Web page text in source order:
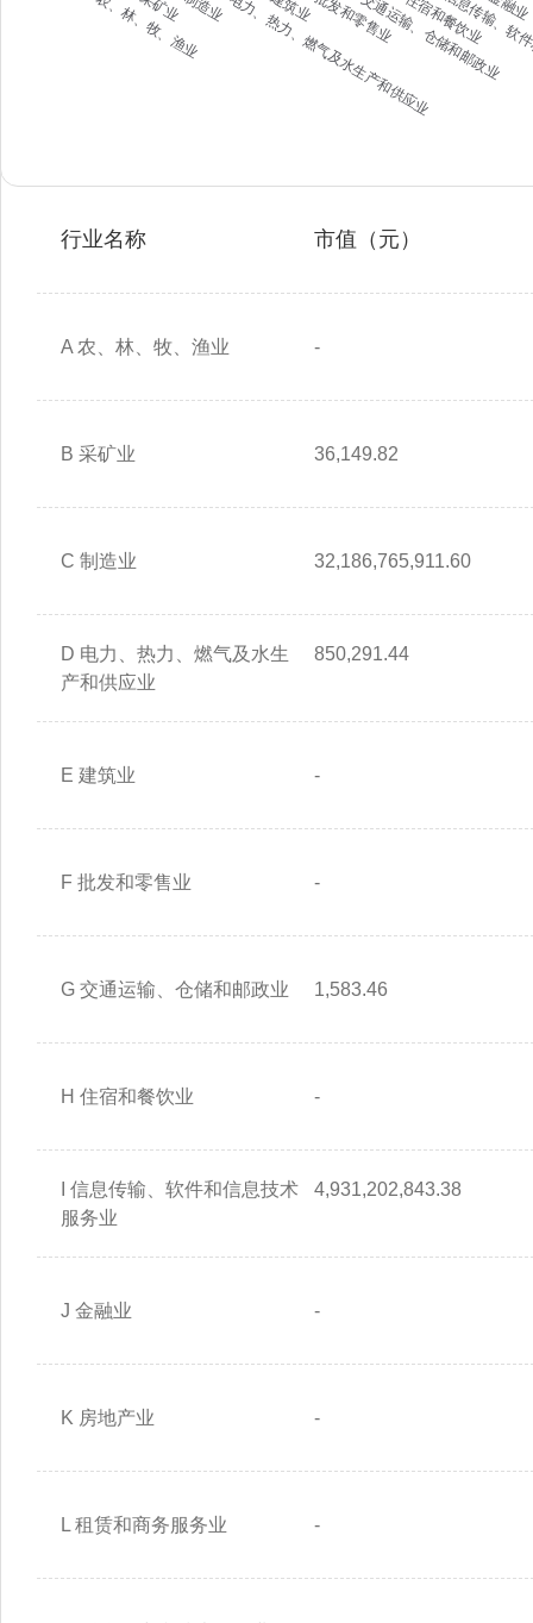
行业名称 市值（元）
A 农、林、牧、渔业 -
B 采矿业 36,149.82
C 制造业 32,186,765,911.60
D 电力、热力、燃气及水生
产和供应业
850,291.44
E 建筑业 -
F 批发和零售业 -
G 交通运输、仓储和邮政业 1,583.46
H 住宿和餐饮业 -
I 信息传输、软件和信息技术
服务业
4,931,202,843.38
J 金融业 -
K 房地产业 -
L 租赁和商务服务业 -